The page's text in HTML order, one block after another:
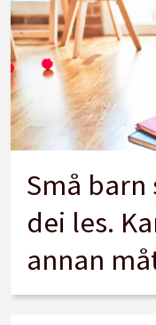
Små
dei les.
annan